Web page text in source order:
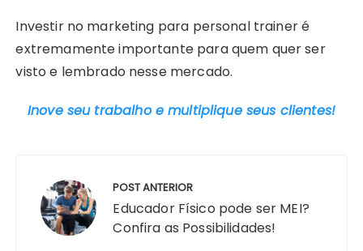
Investir no marketing para personal trainer é
extremamente importante para quem quer ser
visto e lembrado nesse mercado.
Inove seu trabalho e multiplique seus clientes!
Post
POST ANTERIOR
Educador Físico pode ser MEI?
Confira as Possibilidades!